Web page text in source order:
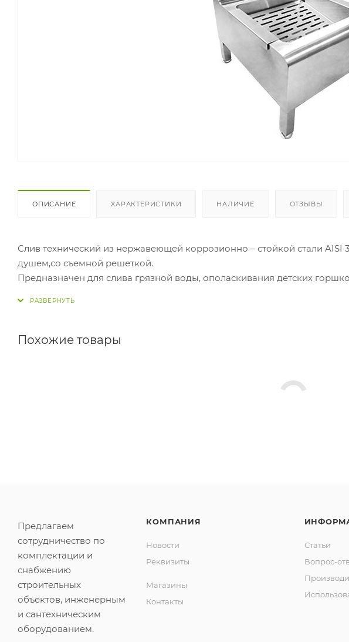
ОПИСАНИЕ ХАРАКТЕРИСТИКИ НАЛИЧИЕ ОТЗЫВЫ
Слив технический из нержавеющей коррозионно – стойкой стали AISI
душем,со съемной решеткой.
Предназначен для слива грязной воды, ополаскивания детских
Похожие товары
Предлагаем
сотрудничество по
комплектации и
снабжению
строительных
объектов, инженерным
и сантехническим
оборудованием.
КОМПАНИЯ
Новости
Реквизиты
Магазины
Контакты
Статьи
Вопрос-